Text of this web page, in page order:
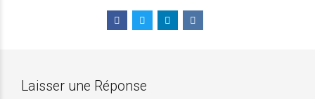
Laisser une Réponse